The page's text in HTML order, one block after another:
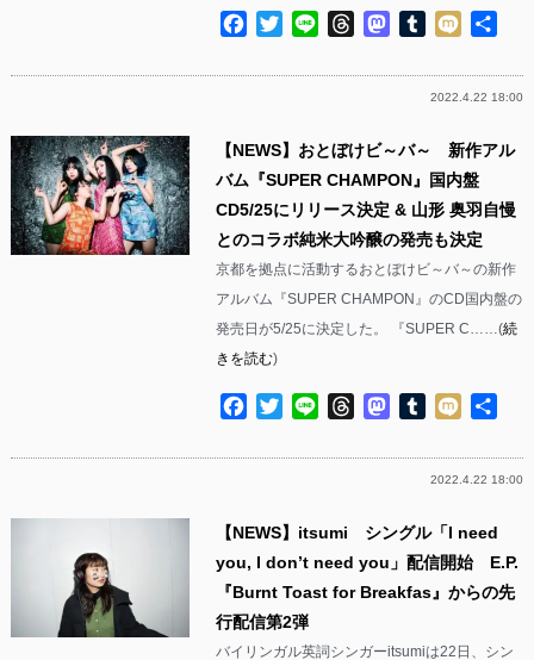
Facebook
TwitterLine ThreadsMastodon
Tumblr
Mixi
2022.4.22 18:00
【NEWS】おとぼけビ～バ～ 新作アル
バム『SUPER CHAMPON』国内盤
CD5/25にリリース決定 & 山形 奥羽自慢
とのコラボ純米大吟醸の発売も決定
京都を拠点に活動するおとぼけビ～バ～の新作
アルバム『SUPER CHAMPON』のCD国内盤の
発売日が5/25に決定した。 『SUPER C……(続
きを読む)
Facebook
TwitterLine ThreadsMastodon
Tumblr
Mixi
2022.4.22 18:00
【NEWS】itsumi シングル「I need
you, I don’t need you」配信開始 E.P.
『Burnt Toast for Breakfas』からの先
行配信第2弾
バイリンガル英詞シンガーitsumiは22日、シン